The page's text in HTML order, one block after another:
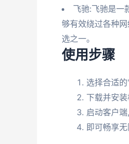
飞驰:飞驰是一
够有效绕过各种
选之一。
使用步骤
选择合适
下载并安
启动客户
即可畅享